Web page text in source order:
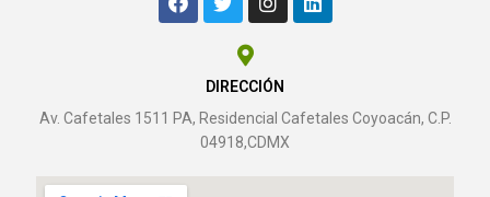
DIRECCIÓN
Av. Cafetales 1511 PA, Residencial Cafetales Coyoacán, C.P.
04918,CDMX